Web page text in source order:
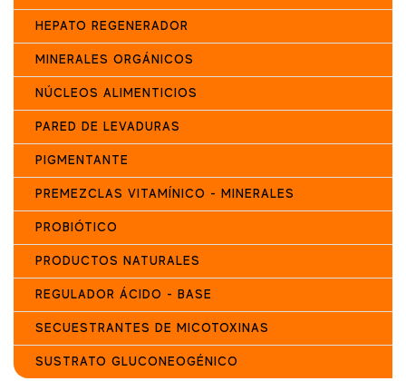
HEPATO REGENERADOR
MINERALES ORGÁNICOS
NÚCLEOS ALIMENTICIOS
PARED DE LEVADURAS
PIGMENTANTE
PREMEZCLAS VITAMÍNICO - MINERALES
PROBIÓTICO
PRODUCTOS NATURALES
REGULADOR ÁCIDO - BASE
SECUESTRANTES DE MICOTOXINAS
SUSTRATO GLUCONEOGÉNICO